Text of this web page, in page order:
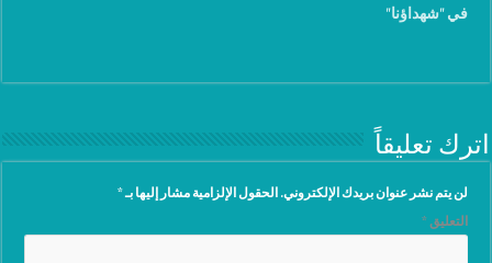
في "شهداؤنا"
اترك تعليقاً
لن يتم نشر عنوان بريدك الإلكتروني. الحقول الإلزامية مشار إليها بـ*
التعليق*